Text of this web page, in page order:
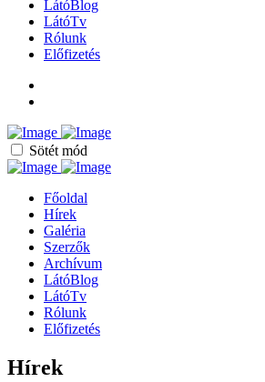
LátóBlog
LátóTv
Rólunk
Előfizetés
Sötét mód
Főoldal
Hírek
Galéria
Szerzők
Archívum
LátóBlog
LátóTv
Rólunk
Előfizetés
Hírek